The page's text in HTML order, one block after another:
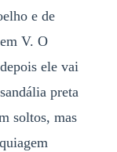
e de
V. O
ele vai
preta
soltos, mas